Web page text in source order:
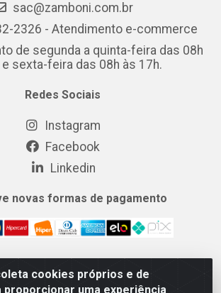
cookies próprios e de
uma experiência
sac@zamboni.com.br
2326 - Atendimento e-commerce
de segunda a quinta-feira das 08h
e sexta-feira das 08h às 17h.
Redes Sociais
Instagram
Facebook
Linkedin
novas formas de pagamento
DE COSMÉTICOS ALIMENTOS E